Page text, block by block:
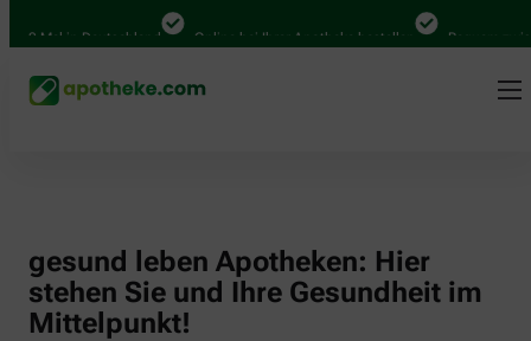
Mal in Deutschland Online bei Ihrer Apotheke bestellen Bequem
gesund leben Apotheken: Hier
stehen Sie und Ihre Gesundheit im
Mittelpunkt!